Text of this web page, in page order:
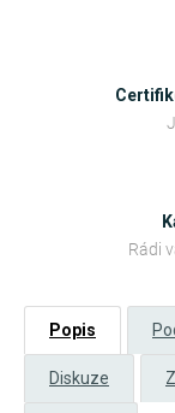
Rádi
Popis
Diskuze